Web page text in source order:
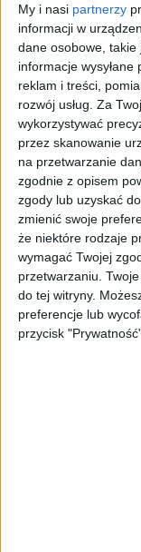
My i nasi partnerzy
informacji w
dane osobowe,
informacje
reklam i treści,
rozwój usług. Za
wykorzystywać
przez skanowanie
na przetwarzanie
zgodnie z opisem
zgody lub uzyskać
zmienić swoje
że niektóre rodzaje
wymagać Twojej
przetwarzaniu.
do tej witryny.
preferencje lub
przycisk
Komunikacja
Zieleń
Inwestycje
Biznes
Sport
Kultura
Małopolska
Kryminalne
Tag #Kraków 60 lat
#Kraków
lotniska
artykułówMiasto
Sortuj:
Kategoria: